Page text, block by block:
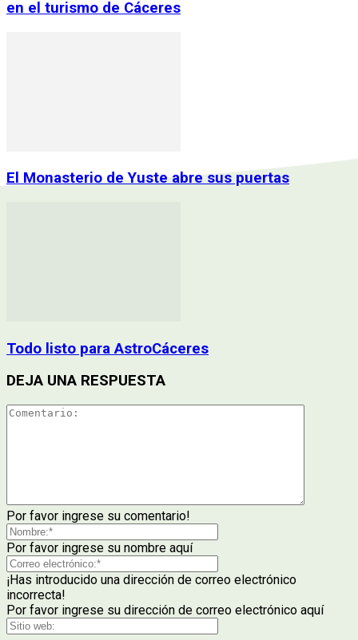
en el turismo de Cáceres
El Monasterio de Yuste abre sus puertas
Todo listo para AstroCáceres
DEJA UNA RESPUESTA
Por favor ingrese su comentario!
Por favor ingrese su nombre aquí
¡Has introducido una dirección de correo electrónico
incorrecta!
Por favor ingrese su dirección de correo electrónico aquí